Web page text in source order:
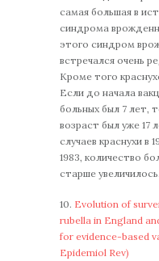
самая большая в
синдрома
этого синдром
встречался очень
Кромe того
Если до начала
больных был 7 лет,
возраст был уже 17
случаев краснухи в
1983, количество
старше увеличилось.
10. Evolution of
rubella in England
for evidence-based
Epidemiol Rev)